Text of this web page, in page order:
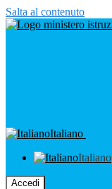
Salta al contenuto
Italiano
Italiano
Accedi